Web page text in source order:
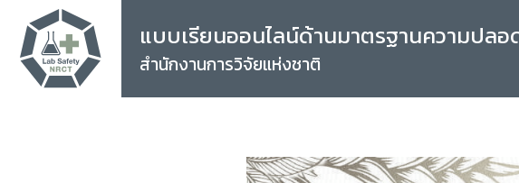
แบบเรียนออนไลน์ด้านมาตรฐานความปล
สำนักงานการวิจัยแห่งชาติ